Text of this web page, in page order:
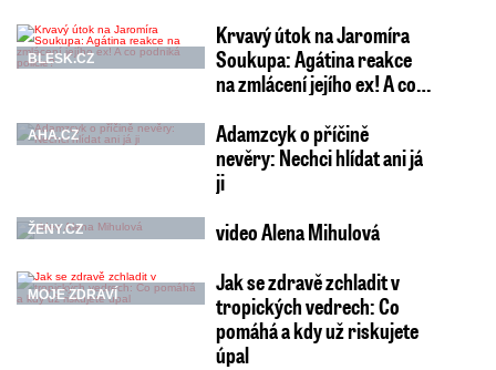
BLESK.CZ
Krvavý útok na Jaromíra
Soukupa: Agátina reakce
na zmlácení jejího ex! A co…
AHA.CZ
Adamzcyk o příčině
nevěry: Nechci hlídat ani já
ji
ŽENY.CZ video Alena Mihulová
MOJE ZDRAVÍ
Jak se zdravě zchladit v
tropických vedrech: Co
pomáhá a kdy už riskujete
úpal